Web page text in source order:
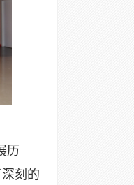
历
刻的